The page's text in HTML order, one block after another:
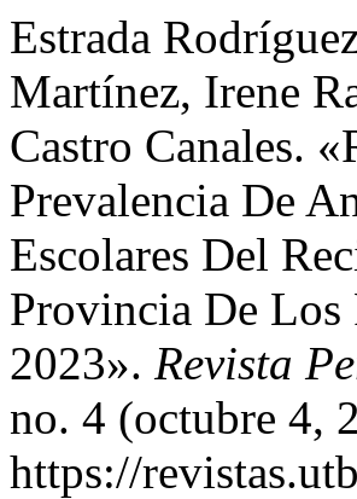
Estrada
Martínez, Irene
Castro Canales.
Prevalencia De
Escolares Del
Provincia De
2023». Revista
no. 4 (octubre 4,
https://